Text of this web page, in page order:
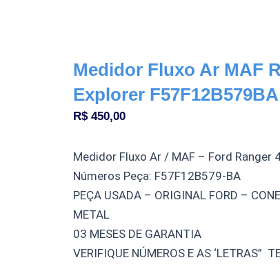
Medidor Fluxo Ar MAF
Explorer
R$450,00
Medidor Fluxo Ar / MAF – Ford Ranger
Números Peça: F57F12B579-BA
PEÇA USADA – ORIGINAL FORD –
METAL
03 MESES DE GARANTIA
VERIFIQUE NÚMEROS E AS ‘LETRAS”